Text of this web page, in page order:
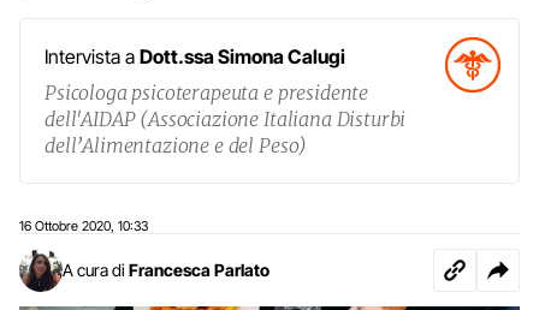
Intervista a Dott.ssa Simona Calugi
Psicologa psicoterapeuta e presidente
dell'AIDAP (Associazione Italiana Disturbi
dell’Alimentazione e del Peso)
16 Ottobre 2020 10:33
A cura di Francesca Parlato